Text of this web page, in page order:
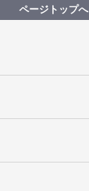
ページトップへ